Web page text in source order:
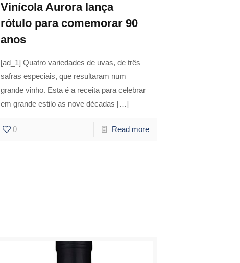
Vinícola Aurora lança
rótulo para comemorar 90
anos
[ad_1] Quatro variedades de uvas, de três
safras especiais, que resultaram num
grande vinho. Esta é a receita para celebrar
em grande estilo as nove décadas […]
0 Read more